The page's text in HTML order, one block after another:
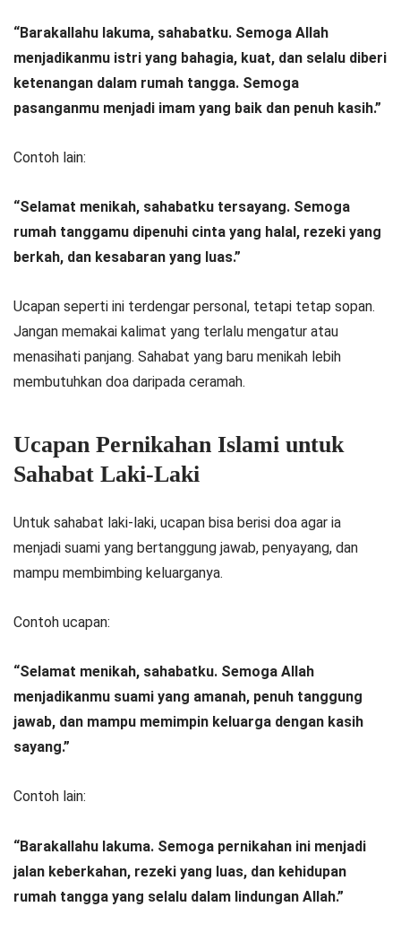
“Barakallahu lakuma, sahabatku. Semoga Allah
menjadikanmu istri yang bahagia, kuat, dan selalu diberi
ketenangan dalam rumah tangga. Semoga
pasanganmu menjadi imam yang baik dan penuh kasih.”
Contoh lain:
“Selamat menikah, sahabatku tersayang. Semoga
rumah tanggamu dipenuhi cinta yang halal, rezeki yang
berkah, dan kesabaran yang luas.”
Ucapan seperti ini terdengar personal, tetapi tetap sopan.
Jangan memakai kalimat yang terlalu mengatur atau
menasihati panjang. Sahabat yang baru menikah lebih
membutuhkan doa daripada ceramah.
Ucapan Pernikahan Islami untuk
Sahabat Laki-Laki
Untuk sahabat laki-laki, ucapan bisa berisi doa agar ia
menjadi suami yang bertanggung jawab, penyayang, dan
mampu membimbing keluarganya.
Contoh ucapan:
“Selamat menikah, sahabatku. Semoga Allah
menjadikanmu suami yang amanah, penuh tanggung
jawab, dan mampu memimpin keluarga dengan kasih
sayang.”
Contoh lain:
“Barakallahu lakuma. Semoga pernikahan ini menjadi
jalan keberkahan, rezeki yang luas, dan kehidupan
rumah tangga yang selalu dalam lindungan Allah.”